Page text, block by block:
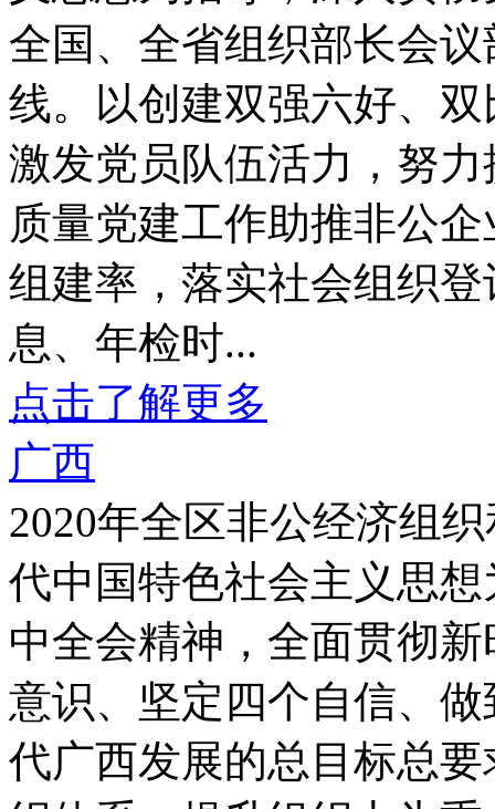
全国、全省组织部长会
线。以创建双强六好、
激发党员队伍活力，努
质量党建工作助推非公
组建率，落实社会组织
息、年检时...
点击了解更多
广西
2020年全区非公经济组
代中国特色社会主义思
中全会精神，全面贯彻
意识、坚定四个自信、
代广西发展的总目标总